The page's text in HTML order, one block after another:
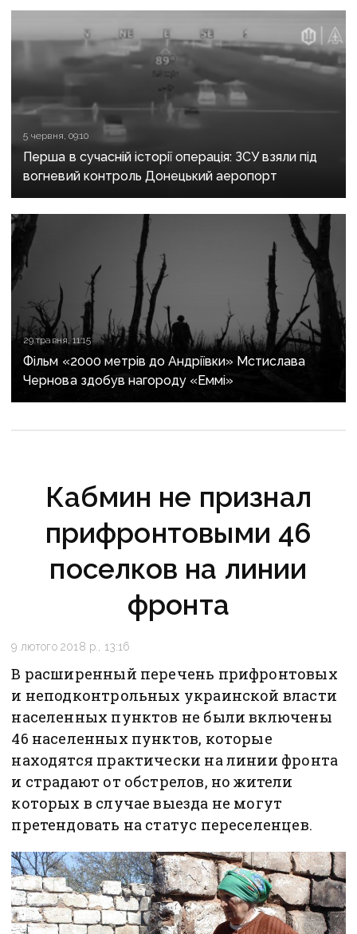
5 червня, 09:10
Перша в сучасній історії операція: ЗСУ взяли під
вогневий контроль Донецький аеропорт
29 травня, 11:15
Фільм «2000 метрів до Андріївки» Мстислава
Чернова здобув нагороду «Еммі»
Кабмин не признал
прифронтовыми 46
поселков на линии
фронта
9 лютого 2018 р., 13:16
В расширенный перечень прифронтовых
и неподконтрольных украинской власти
населенных пунктов не были включены
46 населенных пунктов, которые
находятся практически на линии фронта
и страдают от обстрелов, но жители
которых в случае выезда не могут
претендовать на статус переселенцев.